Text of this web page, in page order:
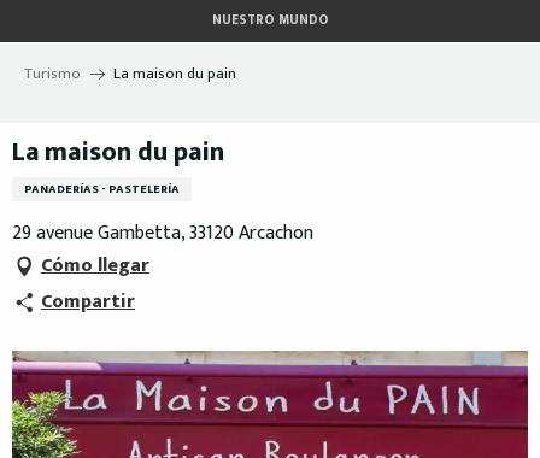
au
contenu
NUESTRO MUNDO
Turismo La maison du pain
La maison du pain
PANADERÍAS - PASTELERÍA
29 avenue Gambetta, 33120 Arcachon
Cómo llegar
Compartir